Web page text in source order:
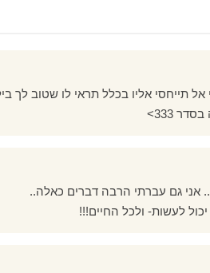
תייחסי אליו בכלל תראי לו שטוב לך
333>
אני גם עברתי הרבה דברים כאלה..
לעשות- ולכל החיים!!!